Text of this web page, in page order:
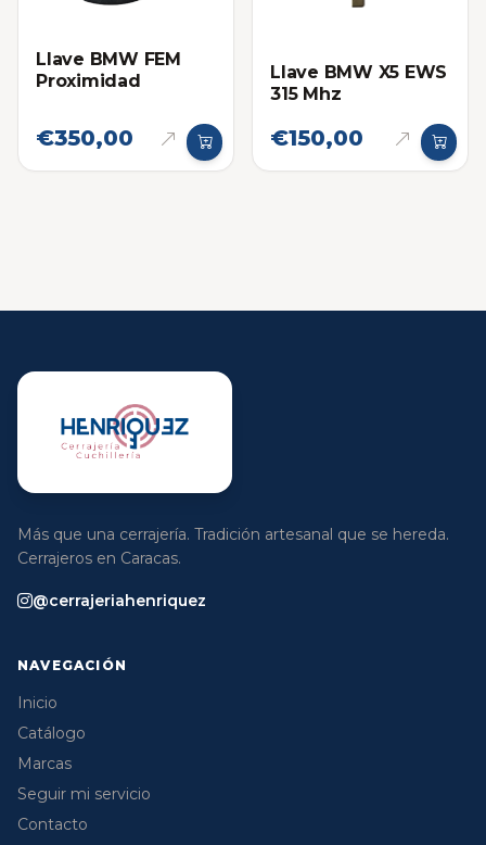
Llave BMW FEM
Proximidad
€350,00
Llave BMW X5 EWS
315 Mhz
€150,00
Más que una cerrajería. Tradición artesanal que se hereda.
Cerrajeros en Caracas.
@cerrajeriahenriquez
NAVEGACIÓN
Inicio
Catálogo
Marcas
Seguir mi servicio
Contacto